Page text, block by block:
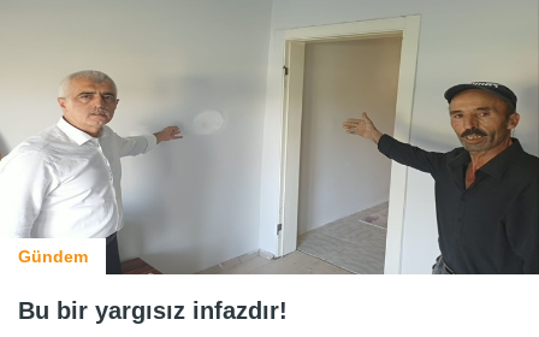
Gündem
Bu bir yargısız infazdır!